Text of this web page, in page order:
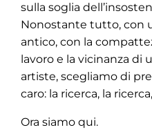
sulla soglia
Nonostante tutto, con
antico, con la
lavoro e la vicinanza di
artiste, scegliamo di
caro: la ricerca, la
Ora siamo qui.